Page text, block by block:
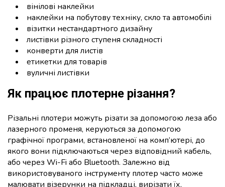
вінілові наклейки
наклейки на побутову техніку, скло та автомобілі
візитки нестандартного дизайну
листівки різного ступеня складності
конверти для листів
етикетки для товарів
вуличні листівки
Як працює плотерне різання?
Різальні плотери можуть різати за допомогою леза або
лазерного променя, керуються за допомогою
графічної програми, встановленої на комп’ютері, до
якого вони підключаються через відповідний кабель,
або через Wi-Fi або Bluetooth. Залежно від
використовуваного інструменту плотер часто може
малювати візерунки на підкладці, вирізати їх,